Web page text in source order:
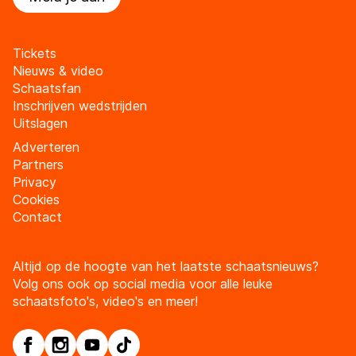
Tickets
Nieuws & video
Schaatsfan
Inschrijven wedstrijden
Uitslagen
Adverteren
Partners
Privacy
Cookies
Contact
Altijd op de hoogte van het laatste schaatsnieuws?
Volg ons ook op social media voor alle leuke
schaatsfoto's, video's en meer!